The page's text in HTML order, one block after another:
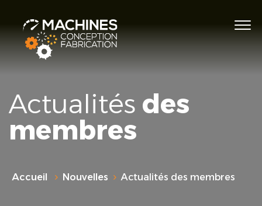
Actualités des
membres
Accueil Nouvelles Actualités des membres